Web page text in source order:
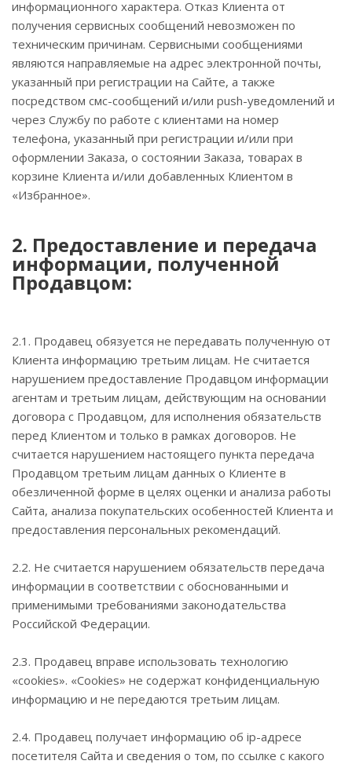
информационного характера. Отказ Клиента от
получения сервисных сообщений невозможен по
техническим причинам. Сервисными сообщениями
являются направляемые на адрес электронной почты,
указанный при регистрации на Сайте, а также
посредством смс-сообщений и/или push-уведомлений и
через Службу по работе с клиентами на номер
телефона, указанный при регистрации и/или при
оформлении Заказа, о состоянии Заказа, товарах в
корзине Клиента и/или добавленных Клиентом в
«Избранное».
2. Предоставление и передача
информации, полученной
Продавцом:
2.1. Продавец обязуется не передавать полученную от
Клиента информацию третьим лицам. Не считается
нарушением предоставление Продавцом информации
агентам и третьим лицам, действующим на основании
договора с Продавцом, для исполнения обязательств
перед Клиентом и только в рамках договоров. Не
считается нарушением настоящего пункта передача
Продавцом третьим лицам данных о Клиенте в
обезличенной форме в целях оценки и анализа работы
Сайта, анализа покупательских особенностей Клиента и
предоставления персональных рекомендаций.
2.2. Не считается нарушением обязательств передача
информации в соответствии с обоснованными и
применимыми требованиями законодательства
Российской Федерации.
2.3. Продавец вправе использовать технологию
«cookies». «Cookies» не содержат конфиденциальную
информацию и не передаются третьим лицам.
2.4. Продавец получает информацию об ip-адресе
посетителя Сайта и сведения о том, по ссылке с какого